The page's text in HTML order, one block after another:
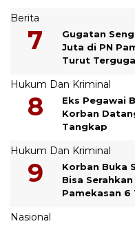
Berita
Gugatan
Juta di PN
Turut
Hukum Dan Kriminal
Eks Pegawai
Korban
Tangkap
Hukum Dan Kriminal
Korban Buka
Bisa
Pamekasan 6
Nasional